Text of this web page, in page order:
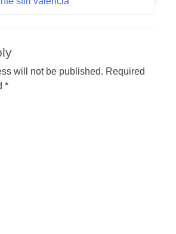
will not be published. Required
*